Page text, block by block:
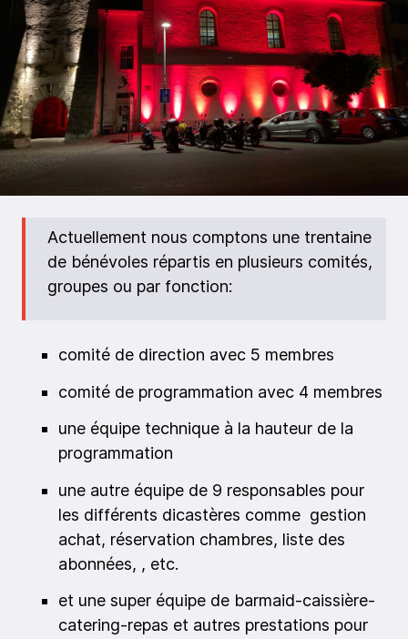
Actuellement nous comptons une trentaine
de bénévoles répartis en plusieurs comités,
groupes ou par fonction:
comité de direction avec 5 membres
comité de programmation avec 4 membres
une équipe technique à la hauteur de la
programmation
une autre équipe de 9 responsables pour
les différents dicastères comme gestion
achat, réservation chambres, liste des
abonnées, , etc.
et une super équipe de barmaid-caissière-
catering-repas et autres prestations pour